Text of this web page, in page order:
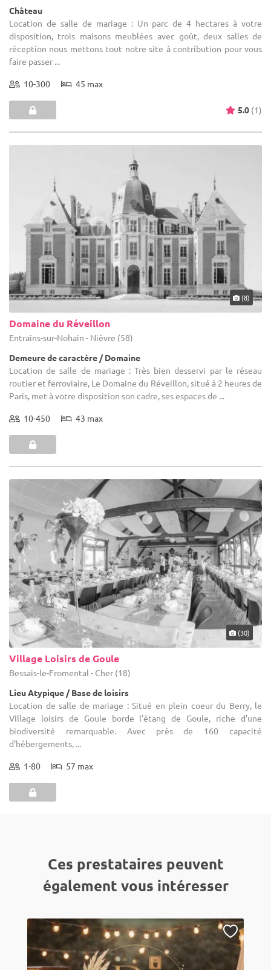
Château
Location de salle de mariage : Un parc de 4 hectares à votre
disposition, trois maisons meublées avec goût, deux salles de
réception nous mettons tout notre site à contribution pour vous
faire passer ...
10-300 45 max
5.0 (1)
(8)
Domaine du Réveillon
Entrains-sur-Nohain - Nièvre (58)
Demeure de caractère / Domaine
Location de salle de mariage : Très bien desservi par le réseau
routier et ferroviaire, Le Domaine du Réveillon, situé à 2 heures de
Paris, met à votre disposition son cadre, ses espaces de ...
10-450 43 max
(30)
Village Loisirs de Goule
Bessais-le-Fromental - Cher (18)
Lieu Atypique / Base de loisirs
Location de salle de mariage : Situé en plein coeur du Berry, le
Village loisirs de Goule borde l’étang de Goule, riche d’une
biodiversité remarquable. Avec près de 160 capacité
d'hébergements, ...
1-80 57 max
Ces prestataires peuvent
également vous intéresser